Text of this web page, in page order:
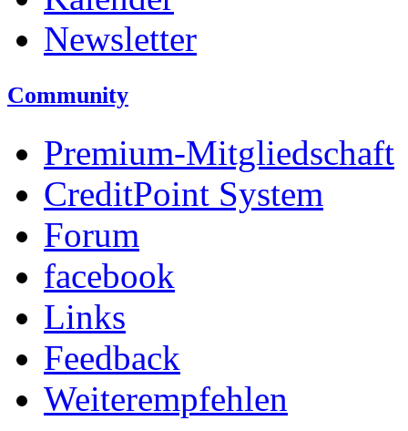
Newsletter
Community
Premium-Mitgliedschaft
CreditPoint System
Forum
facebook
Links
Feedback
Weiterempfehlen